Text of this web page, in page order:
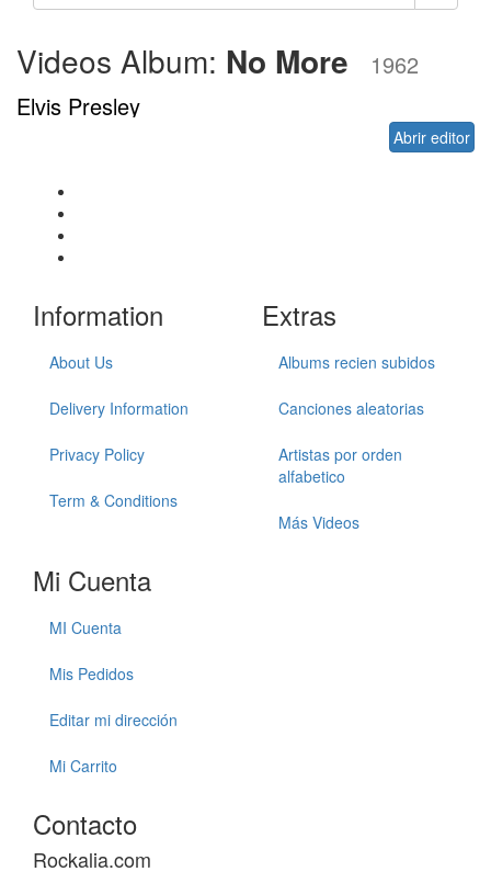
Videos Album: No More
1962
Elvis Presley
Abrir editor
Information
About Us
Delivery Information
Privacy Policy
Term & Conditions
Extras
Albums recien subidos
Canciones aleatorias
Artistas por orden
alfabetico
Más Videos
Mi Cuenta
MI Cuenta
Mis Pedidos
Editar mi dirección
Mi Carrito
Contacto
Rockalia.com